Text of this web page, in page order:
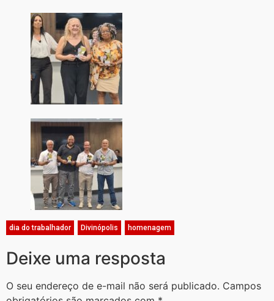
dia do trabalhador Divinópolis homenagem
Deixe uma resposta
O seu endereço de e-mail não será publicado. Campos